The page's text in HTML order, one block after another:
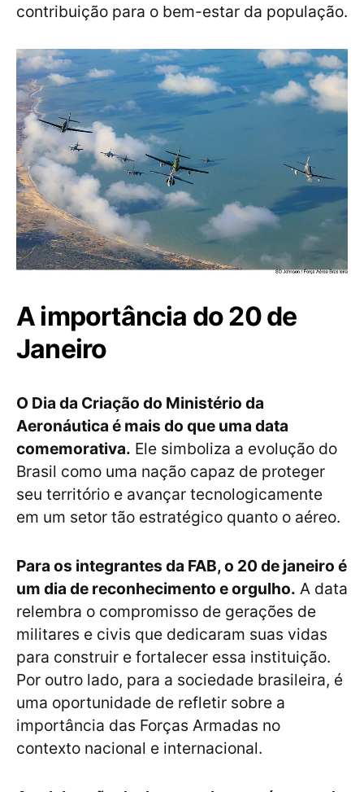
contribuição para o bem-estar da população.
A importância do 20 de
Janeiro
O Dia da Criação do Ministério da
Aeronáutica é mais do que uma data
comemorativa. Ele simboliza a evolução do
Brasil como uma nação capaz de proteger
seu território e avançar tecnologicamente
em um setor tão estratégico quanto o aéreo.
Para os integrantes da FAB, o 20 de janeiro é
um dia de reconhecimento e orgulho. A data
relembra o compromisso de gerações de
militares e civis que dedicaram suas vidas
para construir e fortalecer essa instituição.
Por outro lado, para a sociedade brasileira, é
uma oportunidade de refletir sobre a
importância das Forças Armadas no
contexto nacional e internacional.